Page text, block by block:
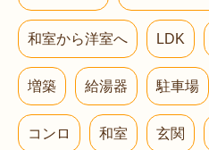
和室から洋室へ LDK
増築 給湯器 駐車場
コンロ 和室 玄関